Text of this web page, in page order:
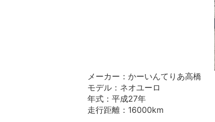
メーカー：かーいんてりあ高橋
モデル：ネオユーロ
年式：平成27年
走行距離：16000km